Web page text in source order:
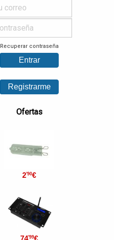
Recuperar contraseña
Ofertas
2'90€
74'99€